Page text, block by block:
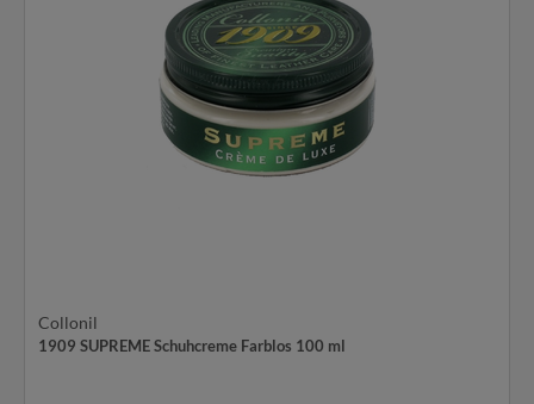
Collonil
1909 SUPREME Schuhcreme Farblos 100 ml